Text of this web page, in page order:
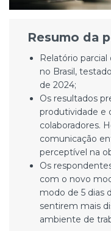
Resumo da
Relatório
no Brasil,
de 2024;
Os resultados
produtividade e
colaboradores.
comunicação
perceptível na
Os
com o novo
modo de 5 dias
sentirem mais
ambiente de